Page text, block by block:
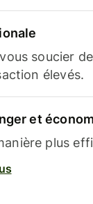
soucier
élevés.
et
plus